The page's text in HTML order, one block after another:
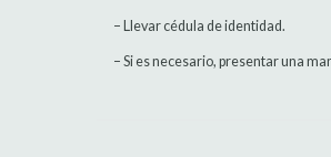
– Llevar cédula de identidad.
– Si es necesario, presentar una